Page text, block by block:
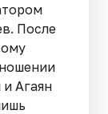
После
Агаян